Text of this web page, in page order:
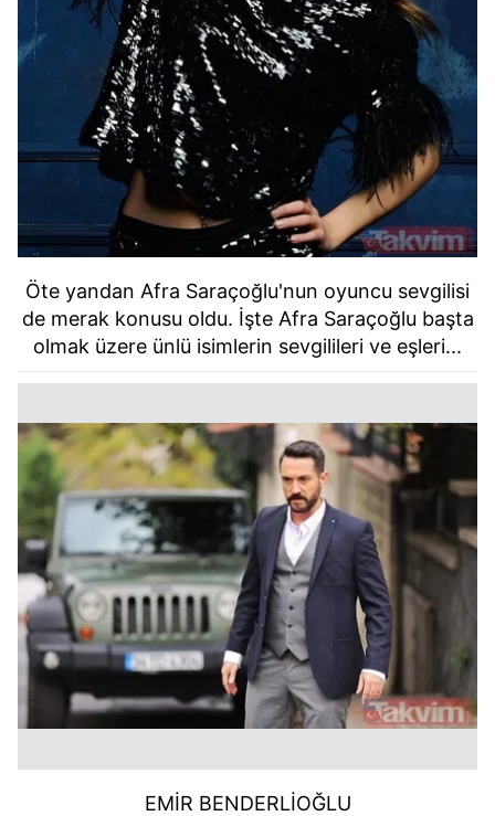
Öte yandan Afra Saraçoğlu'nun oyuncu sevgilisi
de merak konusu oldu. İşte Afra Saraçoğlu başta
olmak üzere ünlü isimlerin sevgilileri ve eşleri...
EMİR BENDERLİOĞLU